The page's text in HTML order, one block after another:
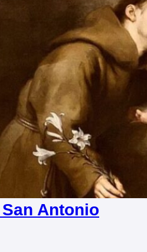
Antonio